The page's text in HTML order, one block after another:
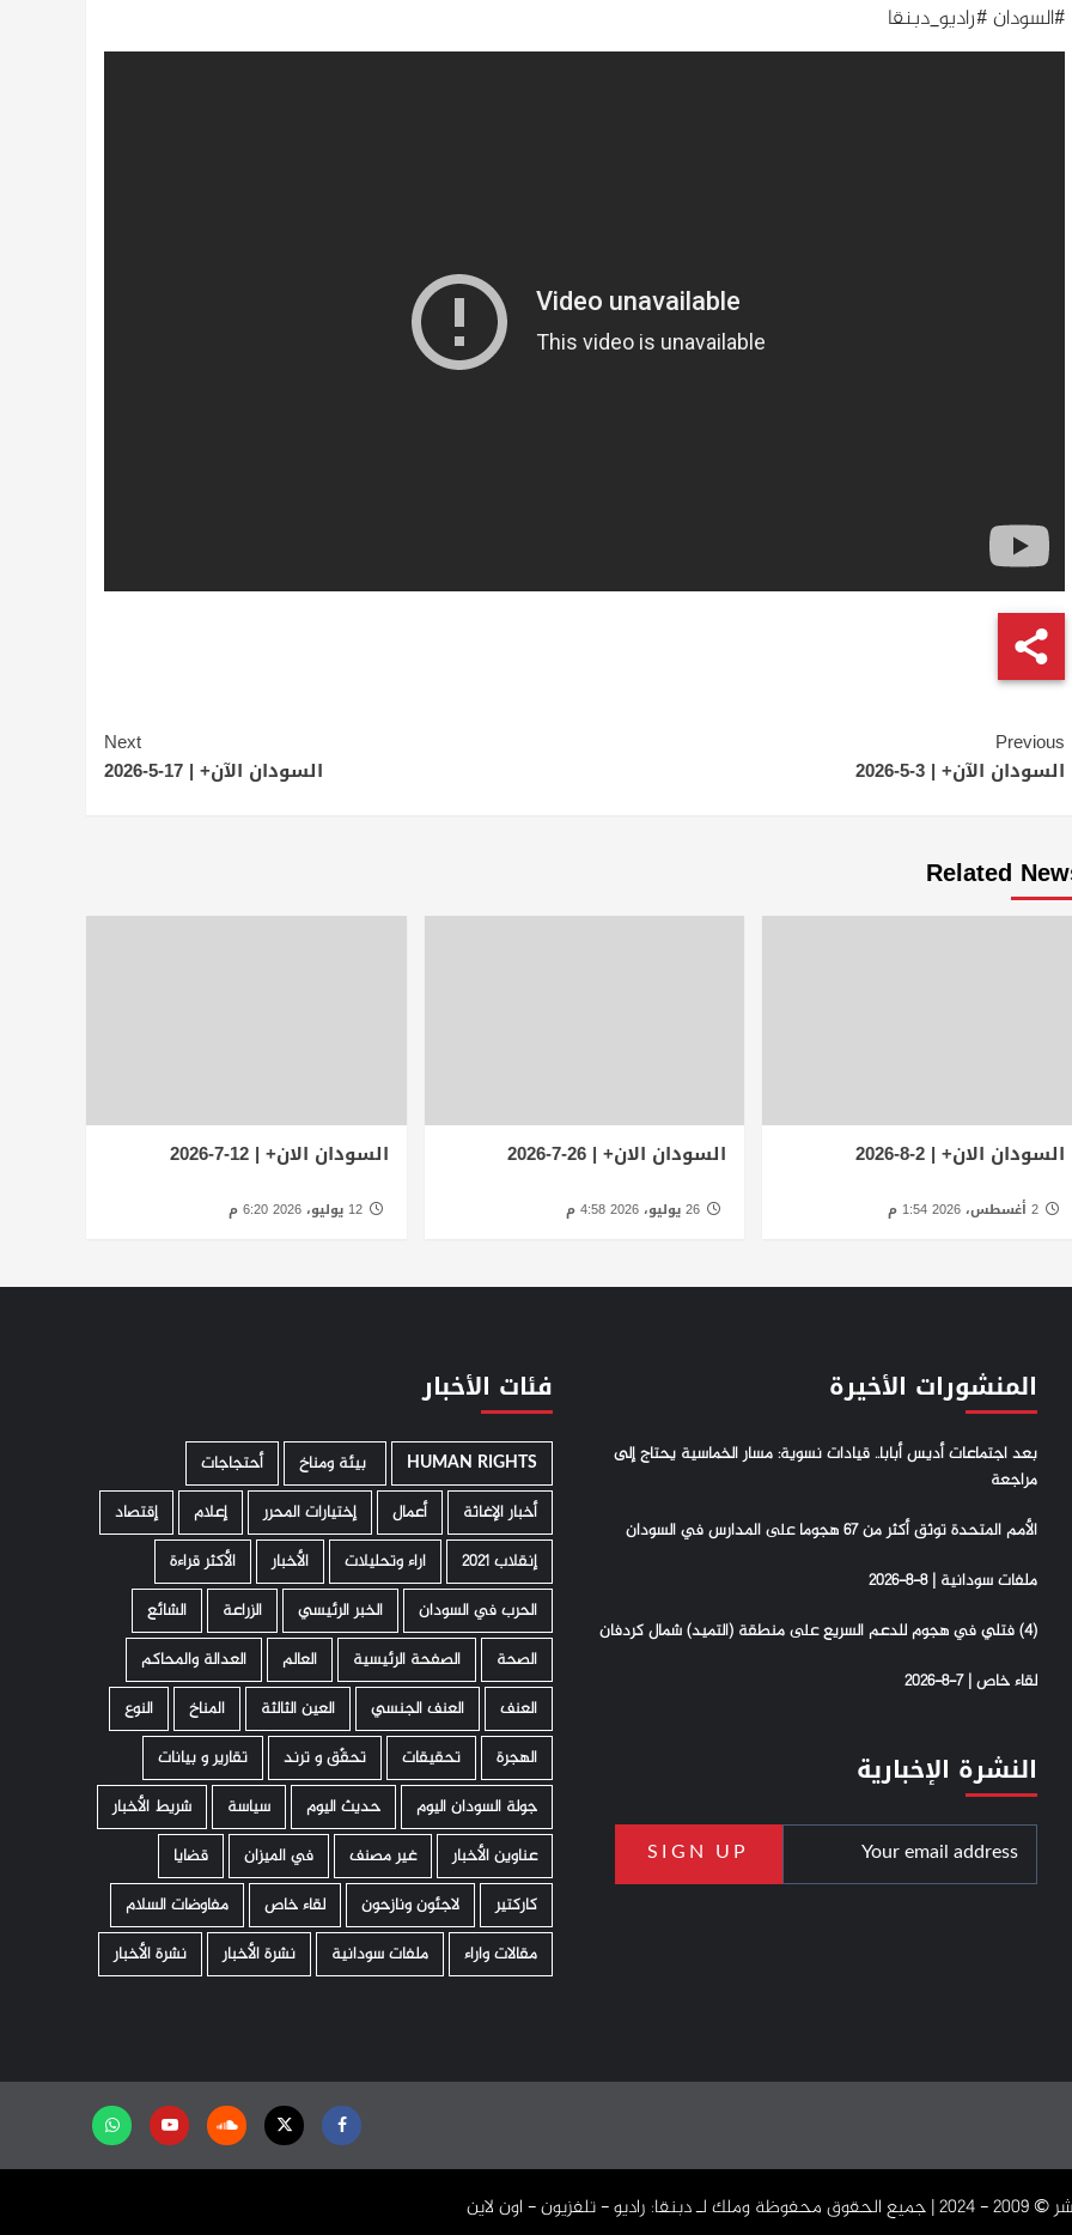
#السودان #راديو_دبنقا
Continue
Reading
Previous
السودان الآن+ | 3-5-2026
Next
السودان الآن+ | 17-5-2026
Related
السودان الان+ | 2-8-2026
2 أغسطس، 2026 1:54 م
السودان الان+ | 26-7-2026 السودان الان+ | 12-7-2026
12 يوليو، 2026 6:20 م
المنشورات الأخيرة
بعد اجتماعات أديس أبابا.. قيادات نسوية: مسار الخماسية يحتاج إلى
مراجعة
الأمم المتحدة توثق أكثر من 67 هجوما على المدارس في السودان
ملفات سودانية | 8-8-2026
(4) فتلي في هجوم للدعم السريع على منطقة (التميد) شمال كردفان
لقاء خاص | 7-8-2026
النشرة الإخبارية
فئات الأخبار
HUMAN RIGHTS ­ بيئة ومناخ
أحتجاجات
أخبار الإغاثة
أعمال إختيارات المحرر إعلام
إقتصاد
إنقلاب 2021
اراء وتحليلات الأخبار
الأكثر قراءة
الحرب في السودان
الخبر الرئيسي الزراعة
الشائع
الصحة
الصفحة الرئيسية العالم
العدالة والمحاكم
العنف
العنف الجنسي العين الثالثة المناخ
النوع
الهجرة
تحقيقات تحقّق و ترند
تقارير و بيانات
جولة السودان اليوم
حديث اليوم سياسة
شريط الأخبار
عناوين الأخبار
غير مصنف في الميزان
قضايا
كاركتير
لاجئون ونازحون لقاء خاص
مفاوضات السلام
مقالات واراء
ملفات سودانية نشرة الأخبار نشرة الأخبار
Facebook
Twitter
Soundcloud
Youtubeتابعنا
على
- تلفزيون - اون لاين